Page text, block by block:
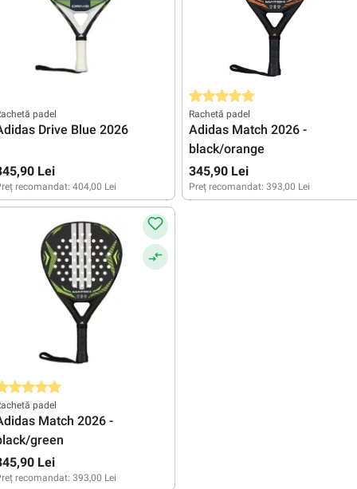
padel
Drive Blue 2026
Lei
recomandat: 404,00 Lei
Evaluarea medie de 5 din 5 stele
Rachetă padel
Adidas Match 2026 -
black/orange
345,90 Lei
Preț recomandat: 393,00 Lei
medie de 5 din 5 stele
padel
Match 2026 -
green
Lei
recomandat: 393,00 Lei